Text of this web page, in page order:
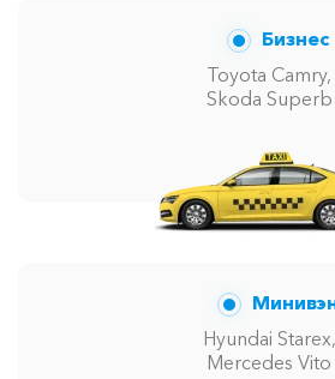
Бизнес
Toyota Camry,
Skoda Superb
Hyundai Starex,
Mercedes Vito